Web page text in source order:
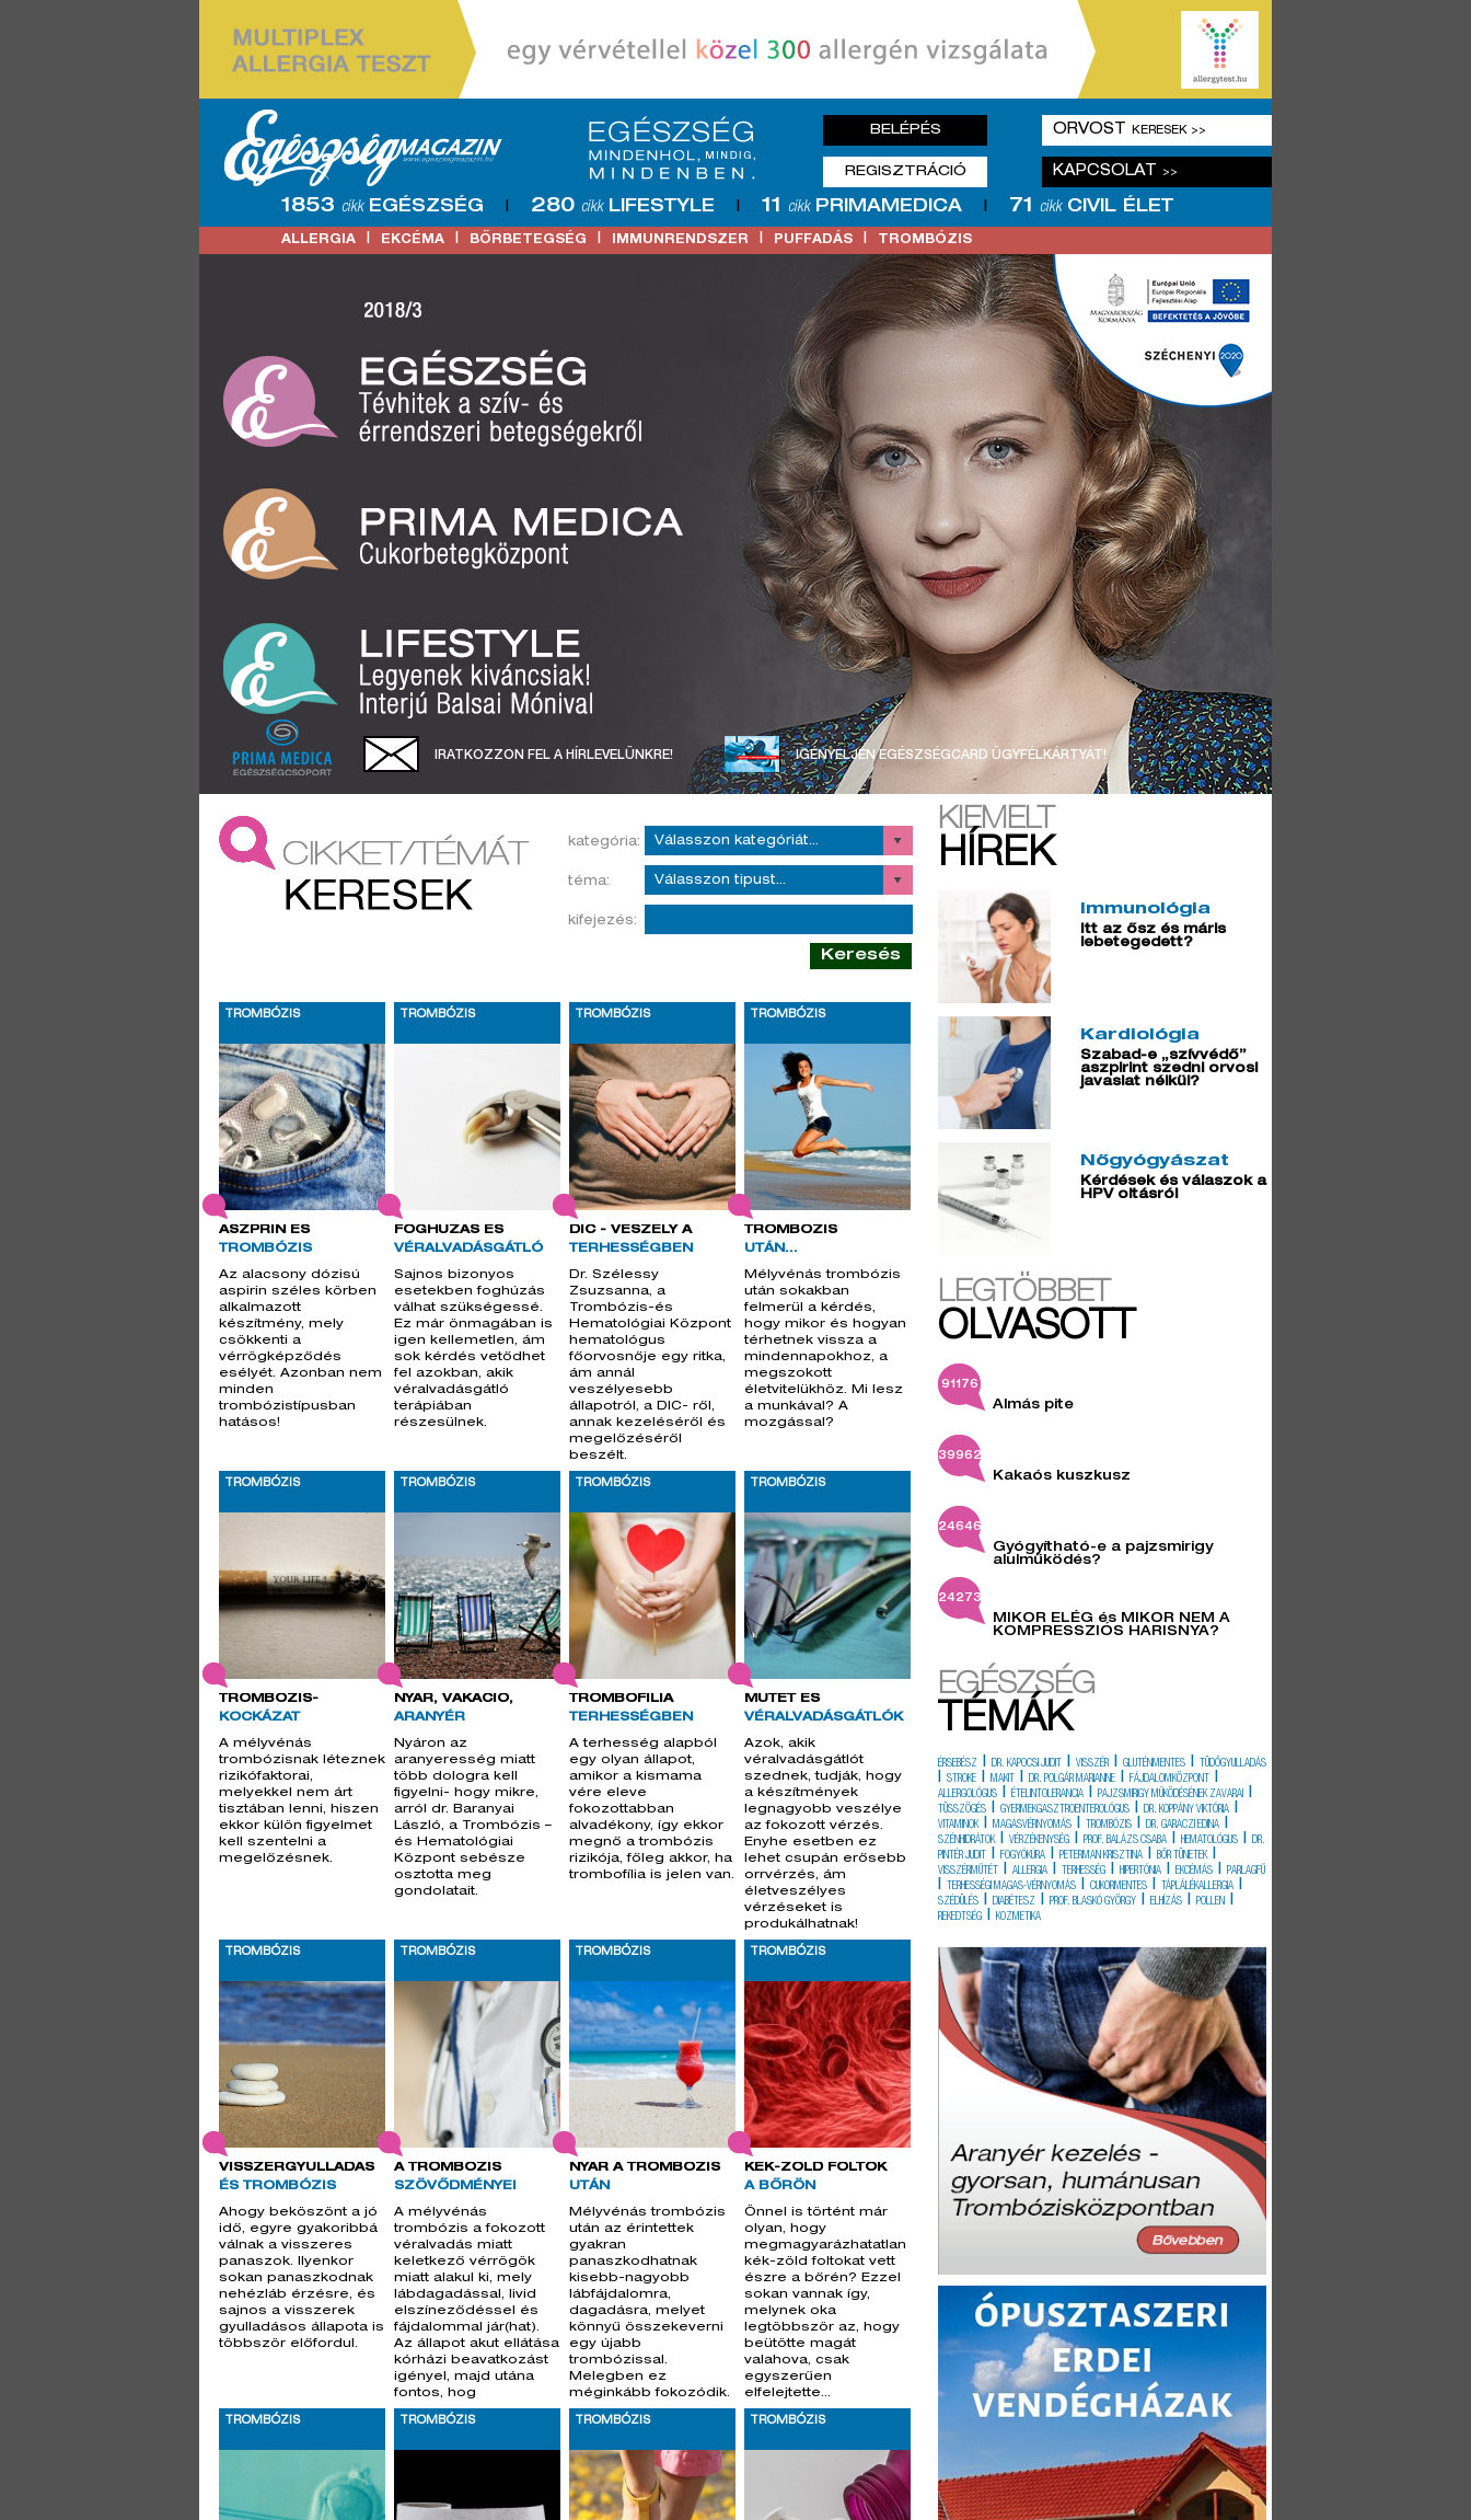
REGISZTRÁCIÓ
BELÉPÉS ORVOST KERESEK >>
KAPCSOLAT >>
1853 cikk EGÉSZSÉG | 280 cikk LIFESTYLE | 11 cikk PRIMAMEDICA | 71 cikk CIVIL ÉLET
ALLERGIA | EKCÉMA | BŐRBETEGSÉG | IMMUNRENDSZER | PUFFADÁS | TROMBÓZIS
IRATKOZZON FEL A HÍRLEVELÜNKRE! IGÉNYELJEN EGÉSZSÉGCARD ÜGYFÉLKÁRTYÁT!
kategória:
téma:
kifejezés:
Keresés
TROMBÓZIS
ASZPRIN ÉS
TROMBÓZIS
Az alacsony dózisú
aspirin széles körben
alkalmazott
készítmény, mely
csökkenti a
vérrögképződés
esélyét. Azonban nem
minden
trombózistípusban
hatásos!
TROMBÓZIS
FOGHÚZÁS ÉS
VÉRALVADÁSGÁTLÓ
Sajnos bizonyos
esetekben foghúzás
válhat szükségessé.
Ez már önmagában is
igen kellemetlen, ám
sok kérdés vetődhet
fel azokban, akik
véralvadásgátló
terápiában
részesülnek.
TROMBÓZIS
DIC - VESZÉLY A
TERHESSÉGBEN
Dr. Szélessy
Zsuzsanna, a
Trombózis-és
Hematológiai Központ
hematológus
főorvosnője egy ritka,
ám annál
veszélyesebb
állapotról, a DIC- ről,
annak kezeléséről és
megelőzéséről
beszélt.
TROMBÓZIS
TROMBÓZIS
UTÁN...
Mélyvénás trombózis
után sokakban
felmerül a kérdés,
hogy mikor és hogyan
térhetnek vissza a
mindennapokhoz, a
megszokott
életvitelükhöz. Mi lesz
a munkával? A
mozgással?
TROMBÓZIS
TROMBÓZIS-
KOCKÁZAT
A mélyvénás
trombózisnak léteznek
rizikófaktorai,
melyekkel nem árt
tisztában lenni, hiszen
ekkor külön figyelmet
kell szentelni a
megelőzésnek.
TROMBÓZIS
NYÁR, VAKÁCIÓ,
ARANYÉR
Nyáron az
aranyeresség miatt
több dologra kell
figyelni- hogy mikre,
arról dr. Baranyai
László, a Trombózis –
és Hematológiai
Központ sebésze
osztotta meg
gondolatait.
TROMBÓZIS
TROMBOFÍLIA
TERHESSÉGBEN
A terhesség alapból
egy olyan állapot,
amikor a kismama
vére eleve
fokozottabban
alvadékony, így ekkor
megnő a trombózis
rizikója, főleg akkor, ha
trombofília is jelen van.
TROMBÓZIS
MŰTÉT ÉS
VÉRALVADÁSGÁTLÓK
Azok, akik
véralvadásgátlót
szednek, tudják, hogy
a készítmények
legnagyobb veszélye
az fokozott vérzés.
Enyhe esetben ez
lehet csupán erősebb
orrvérzés, ám
életveszélyes
vérzéseket is
produkálhatnak!
TROMBÓZIS
VISSZÉRGYULLADÁS
ÉS TROMBÓZIS
Ahogy beköszönt a jó
idő, egyre gyakoribbá
válnak a visszeres
panaszok. Ilyenkor
sokan panaszkodnak
nehézláb érzésre, és
sajnos a visszerek
gyulladásos állapota is
többször előfordul.
TROMBÓZIS
A TROMBÓZIS
SZÖVŐDMÉNYEI
A mélyvénás
trombózis a fokozott
véralvadás miatt
keletkező vérrögök
miatt alakul ki, mely
lábdagadással, livid
elszíneződéssel és
fájdalommal jár(hat).
Az állapot akut ellátása
kórházi beavatkozást
igényel, majd utána
fontos, hog
TROMBÓZIS
NYÁR A TROMBÓZIS
UTÁN
Mélyvénás trombózis
után az érintettek
gyakran
panaszkodhatnak
kisebb-nagyobb
lábfájdalomra,
dagadásra, melyet
könnyű összekeverni
egy újabb
trombózissal.
Melegben ez
méginkább fokozódik.
TROMBÓZIS
KÉK-ZÖLD FOLTOK
A BŐRÖN
Önnel is történt már
olyan, hogy
megmagyarázhatatlan
kék-zöld foltokat vett
észre a bőrén? Ezzel
sokan vannak így,
melynek oka
legtöbbször az, hogy
beütötte magát
valahova, csak
egyszerűen
elfelejtette...
TROMBÓZIS TROMBÓZIS TROMBÓZIS TROMBÓZIS
KIEMELT
HÍREK
Immunológia
Itt az ősz és máris
lebetegedett?
Kardiológia
Szabad-e „szívvédő”
aszpirint szedni orvosi
javaslat nélkül?
Nőgyógyászat
Kérdések és válaszok a
HPV oltásról
LEGTÖBBET
OLVASOTT
91176
Almás pite
39962
Kakaós kuszkusz
24646
Gyógyítható-e a pajzsmirigy
alulműködés?
24273
MIKOR ELÉG és MIKOR NEM A
KOMPRESSZIÓS HARISNYA?
EGÉSZSÉG
TÉMÁK
ÉRSEBÉSZ | DR. KAPOCSI JUDIT | VISSZÉR | GLUTÉNMENTES | TÜDŐGYULLADÁS
| STROKE | MAKIT | DR. POLGÁR MARIANNE | FÁJDALOMKÖZPONT |
ALLERGOLÓGUS | ÉTELINTOLERANCIA | PAJZSMIRIGY MŰKÖDÉSÉNEK ZAVARAI |
TÜSSZÖGÉS | GYERMEKGASZTROENTEROLÓGUS | DR. KOPPÁNY VIKTÓRIA |
VITAMINOK| MAGASVÉRNYOMÁS | TROMBÓZIS | DR. GARACZI EDINA |
SZÉNHIDRÁTOK| VÉRZÉKENYSÉG | PROF. BALÁZS CSABA | HEMATOLÓGUS | DR.
PINTÉR JUDIT
| FOGYÓKÚRA | PETERMAN KRISZTINA | BŐR TÜNETEK|
VISSZÉRMŰTÉT | ALLERGIA | TERHESSÉG | HIPERTÓNIA | EKCÉMÁS | PARLAGFŰ
| TERHESSÉGI MAGAS-VÉRNYOMÁS | CUKORMENTES | TÁPLÁLÉKALLERGIA |
SZÉDÜLÉS | DIABÉTESZ | PROF. BLASKÓ GYÖRGY | ELHÍZÁS | POLLEN |
REKEDTSÉG | KOZMETIKA